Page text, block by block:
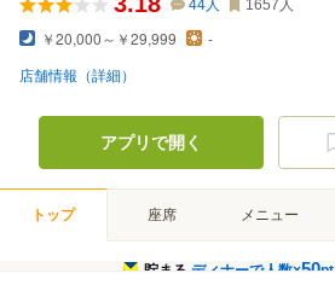
44人 1657 人
￥20,000～￥29,999 -
店舗情報（詳細）
アプリで開く
トップ 座席 メニュー
貯まるディナーで人数×50pt